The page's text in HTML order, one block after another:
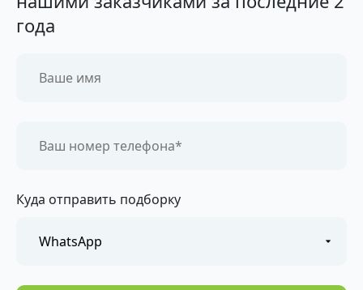
года
Куда отправить подборку